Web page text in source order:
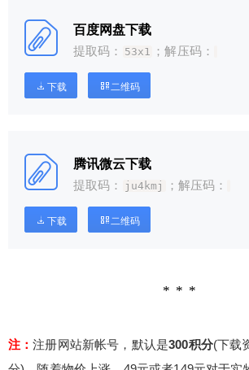
百度网盘下载
提取码：
53x1 ；解压码：
下载 二维码
腾讯微云下载
提取码：
ju4kmj ；解压码：
下载 二维码
注：注册网站新帐号，默认是300积分(下载
2 元 5 元